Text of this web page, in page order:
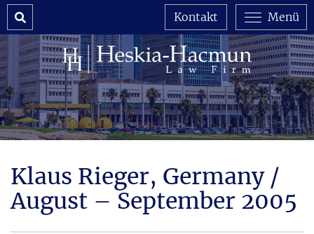
Search Menü
Kontakt
Klaus Rieger, Germany /
August – September 2005